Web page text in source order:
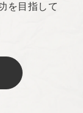
を目指して